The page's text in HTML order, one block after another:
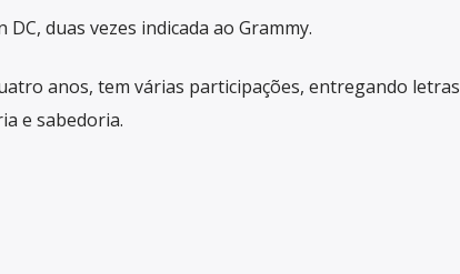
duas vezes indicada ao Grammy.
anos, tem várias participações, entregando letras
e sabedoria.